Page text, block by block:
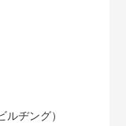
ヂング）